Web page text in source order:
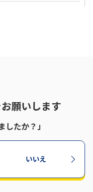
願いします
したか？」
いいえ